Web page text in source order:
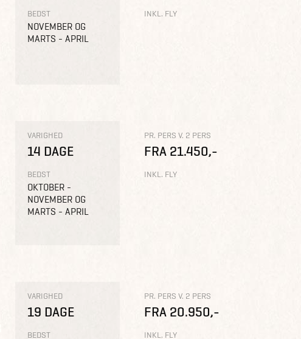
BEDST
NOVEMBER OG
MARTS - APRIL
INKL. FLY
VARIGHED
14 DAGE
BEDST
OKTOBER -
NOVEMBER OG
MARTS - APRIL
PR. PERS V. 2 PERS
FRA 21.450,-
INKL. FLY
VARIGHED
19 DAGE
BEDST
PR. PERS V. 2 PERS
FRA 20.950,-
INKL. FLY